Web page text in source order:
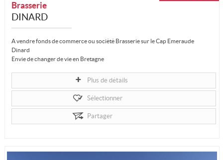
Brasserie
DINARD
A vendre fonds de commerce ou sociètè Brasserie sur le Cap Emeraude
Dinard
Envie de changer de vie en Bretagne
À vendre : Brasserie – Restaurant avec activité PMU & jeux-grattages
Plus de détails
Sélectionner
Partager